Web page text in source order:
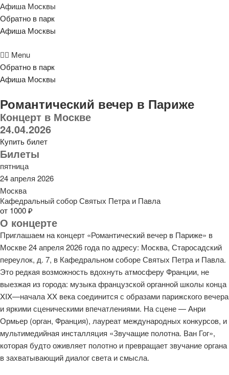
Афиша Москвы
Обратно в парк
Афиша Москвы
Menu
Обратно в парк
Афиша Москвы
Романтический вечер в Париже
Концерт в Москве
24.04.2026
Купить билет
Билеты
пятница
24 апреля 2026
Москва
Кафедральный собор Святых Петра и Павла
от 1000 ₽
О концерте
Приглашаем на концерт «Романтический вечер в Париже» в
Москве 24 апреля 2026 года по адресу: Москва, Старосадский
переулок, д. 7, в Кафедральном соборе Святых Петра и Павла.
Это редкая возможность вдохнуть атмосферу Франции, не
выезжая из города: музыка французской органной школы конца
XIX—начала XX века соединится с образами парижского вечера
и яркими сценическими впечатлениями. На сцене — Анри
Ормьер (орган, Франция), лауреат международных конкурсов, и
мультимедийная инсталляция «Звучащие полотна. Ван Гог»,
которая будто оживляет полотно и превращает звучание органа
в захватывающий диалог света и смысла.